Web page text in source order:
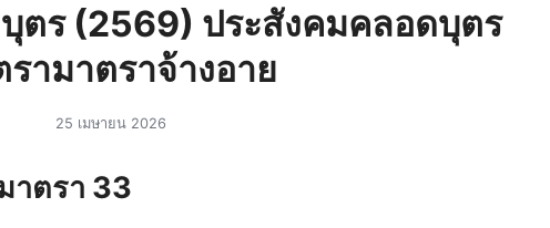
ตร (2569) ประสังคมคลอดบุตร
รามาตราจ้างอาย
25 เมษายน 2026
าตรา 33